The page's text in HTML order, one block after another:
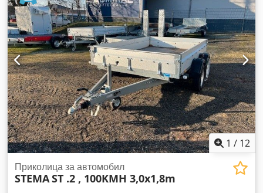
1 / 12
Приколица за автомобил
STEMAST .2 , 100KMH 3,0x1,8m